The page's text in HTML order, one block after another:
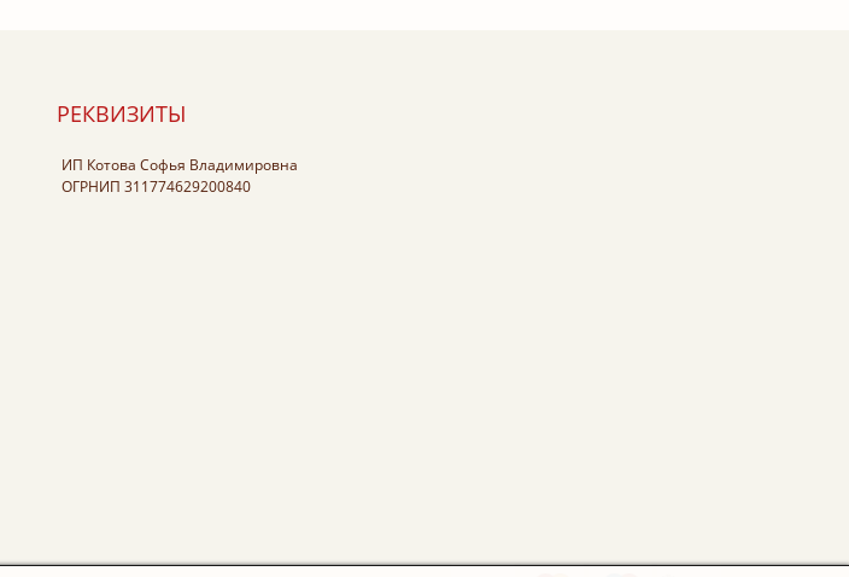
РЕКВИЗИТЫ
ИП Котова Софья Владимировна
ОГРНИП 311774629200840